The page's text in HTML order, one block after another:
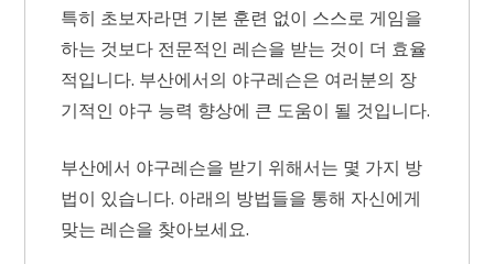
특히 초보자라면 기본 훈련 없이 스스로 게임을
하는 것보다 전문적인 레슨을 받는 것이 더 효율
적입니다. 부산에서의 야구레슨은 여러분의 장
기적인 야구 능력 향상에 큰 도움이 될 것입니다.
부산에서 야구레슨을 받기 위해서는 몇 가지 방
법이 있습니다. 아래의 방법들을 통해 자신에게
맞는 레슨을 찾아보세요.